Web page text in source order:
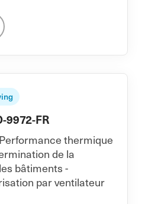
9972-FR
thermique
de la
bâtiments -
par ventilateur